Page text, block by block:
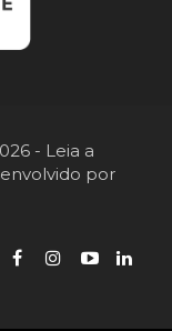
- Leia a
por